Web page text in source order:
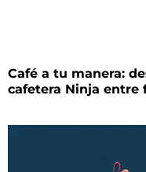
Café a tu manera:
cafetera Ninja entre